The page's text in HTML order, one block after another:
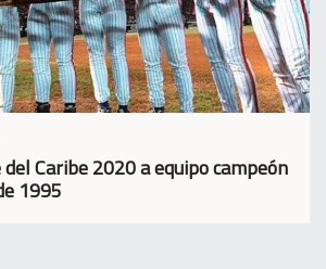
Caribe 2020 a equipo campeón
1995